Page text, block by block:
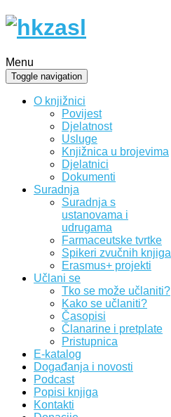
Menu
Toggle navigation
O knjižnici
Povijest
Djelatnost
Usluge
Knjižnica u brojevima
Djelatnici
Dokumenti
Suradnja
Suradnja s
ustanovama i
udrugama
Farmaceutske tvrtke
Spikeri zvučnih knjiga
Erasmus+ projekti
Učlani se
Tko se može učlaniti?
Kako se učlaniti?
Časopisi
Članarine i pretplate
Pristupnica
E-katalog
Događanja i novosti
Podcast
Popisi knjiga
Kontakti